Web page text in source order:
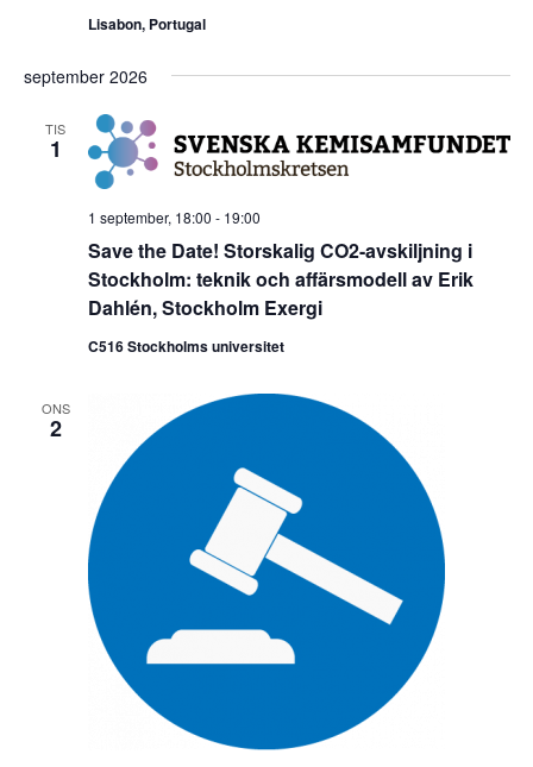
Lisabon, Portugal
september 2026
TIS
1
Save the Date! Storskalig CO2-avskiljning i
Stockholm: teknik och affärsmodell av Erik
Dahlén, Stockholm Exergi
1 september, 18:00 - 19:00
C516 Stockholms universitet
ONS
2